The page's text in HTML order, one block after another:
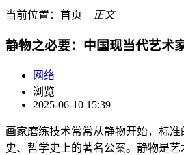
当前位置： 首页―正文
静物之必要：中国现当代艺术
网络
浏览
2025-06-10 15:39
画家磨练技术常常从静物开始，标
史、哲学史上的著名公案。静物是